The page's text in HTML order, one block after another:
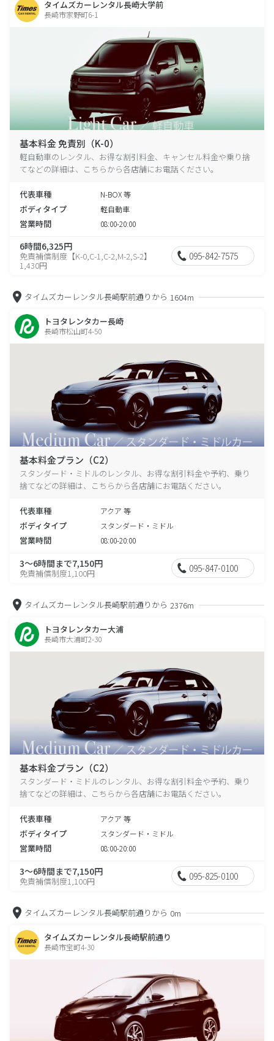
タイムズカーレンタル長崎大学前
長崎市家野町6-1
基本料金 免責別（K-0）
軽自動車のレンタル、お得な割引料金、キャンセル料金や乗り捨
てなどの詳細は、こちらから各店舗にお電話ください。
代表車種 N-BOX 等
ボディタイプ 軽自動車
営業時間 08:00-20:00
6時間6,325円
免責補償制度【K-0,C-1,C-2,M-2,S-2】
1,430円
095-842-7575
タイムズカーレンタル長崎駅前通りから 1604m
トヨタレンタカー長崎
長崎市松山町4-50
基本料金プラン（C2）
スタンダード・ミドルのレンタル、お得な割引料金や予約、乗り
捨てなどの詳細は、こちらから各店舗にお電話ください。
代表車種 アクア 等
ボディタイプ スタンダード・ミドル
営業時間 08:00-20:00
3～6時間まで7,150円
免責補償制度1,100円 095-847-0100
タイムズカーレンタル長崎駅前通りから 2376m
トヨタレンタカー大浦
長崎市大浦町2-30
基本料金プラン（C2）
スタンダード・ミドルのレンタル、お得な割引料金や予約、乗り
捨てなどの詳細は、こちらから各店舗にお電話ください。
代表車種 アクア 等
ボディタイプ スタンダード・ミドル
営業時間 08:00-20:00
3～6時間まで7,150円
免責補償制度1,100円 095-825-0100
タイムズカーレンタル長崎駅前通りから 0m
タイムズカーレンタル長崎駅前通り
長崎市宝町4-30